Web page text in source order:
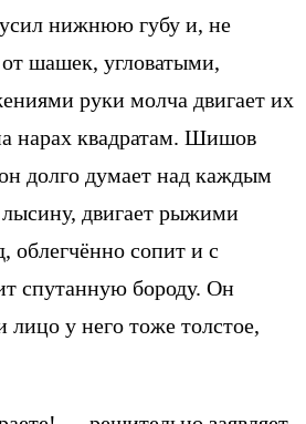
нижнюю губу и, не
от шашек, угловатыми,
руки молча двигает их
нарах квадратам. Шишов
долго думает над каждым
двигает рыжими
облегчённо сопит и с
спутанную бороду. Он
лицо у него тоже толстое,